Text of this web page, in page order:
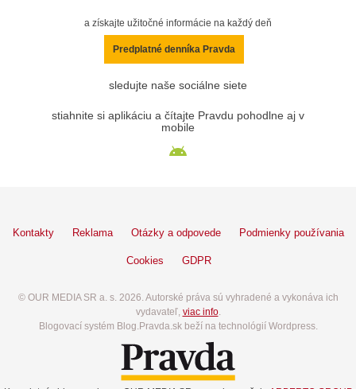
a získajte užitočné informácie na každý deň
Predplatné denníka Pravda
sledujte naše sociálne siete
stiahnite si aplikáciu a čítajte Pravdu pohodlne aj v
mobile
Kontakty Reklama Otázky a odpovede Podmienky používania
Cookies GDPR
© OUR MEDIA SR a. s. 2026. Autorské práva sú vyhradené a vykonáva ich
vydavateľ, viac info.
Blogovací systém Blog.Pravda.sk beží na technológií Wordpress.